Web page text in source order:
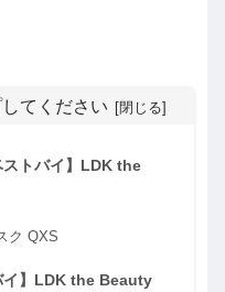
てください
ストバイ】LDK the
ク QXS
イ】LDK the Beauty